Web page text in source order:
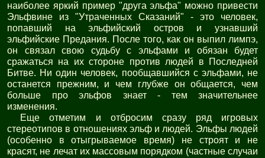
наиболее яркий пример "друга эльфа" можно привести
Эльфвине из "Утраченных Сказаний" - это человек,
попавший на эльфийский остров и узнавший
эльфийские Предания. После того, как он выпил лимпэ,
он связал свою судьбу с эльфами и обязан будет
сражаться на их стороне против людей в Последней
Битве. Ни один человек, пообщавшийся с эльфами, не
останется прежним, и чем глубже он общается, чем
больше про эльфов знает - тем значительнее
изменения.
Еще отметим и отбросим сразу ряд игровых
стереотипов в отношениях эльф и людей. Эльфы людей
(особенно в отыгрываемое время) не строят и не
красят, не лечат их массовым порядком (частные случаи